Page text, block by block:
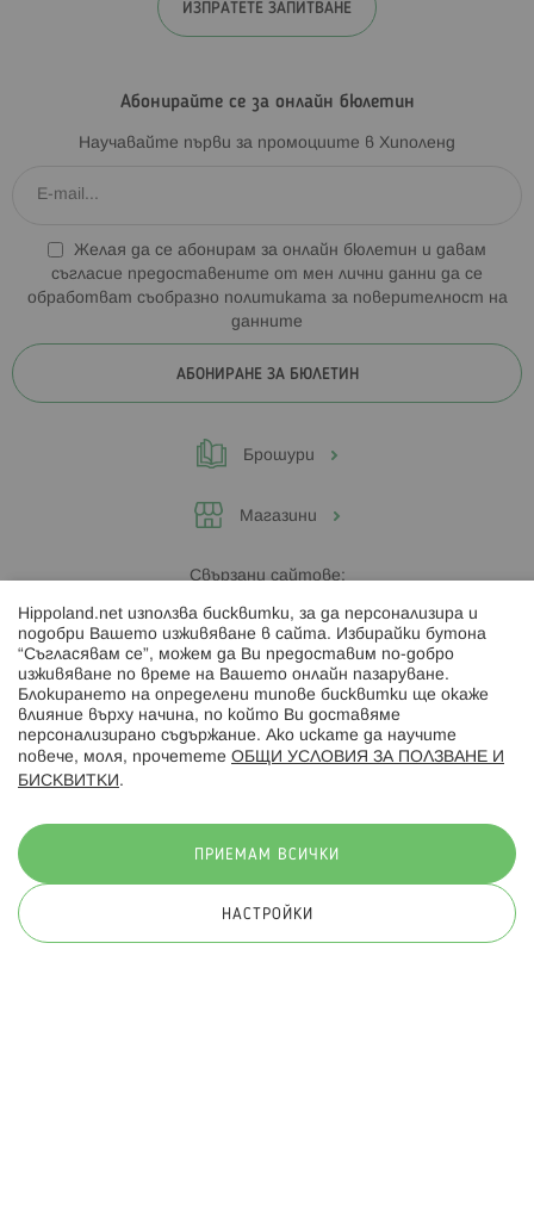
ИЗПРАТЕТЕ ЗАПИТВАНЕ
Абонирайте се за онлайн бюлетин
Научавайте първи за промоциите в Хиполенд
Желая да се абонирам за онлайн бюлетин и давам
съгласие предоставените от мен лични данни да се
обработват съобразно политиката за поверителност на
данните
АБОНИРАНЕ ЗА БЮЛЕТИН
Брошури
Магазини
Свързани сайтове:
Hippoland.ro
Последвайте ни:
© 2026 Hippoland.net. Всички права запазени
Hippoland.net използва бисквитки, за да персонализира и
подобри Вашето изживяване в сайта. Избирайки бутона
“Съгласявам се”, можем да Ви предоставим по-добро
изживяване по време на Вашето онлайн пазаруване.
Блокирането на определени типове бисквитки ще окаже
влияние върху начина, по който Ви доставяме
персонализирано съдържание. Ако искате да научите
повече, моля, прочетете ОБЩИ УСЛОВИЯ ЗА ПОЛЗВАНЕ И
БИСКВИТКИ .
ПРИЕМАМ ВСИЧКИ
НАСТРОЙКИ